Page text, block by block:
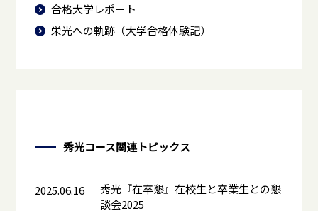
合格大学レポート
栄光への軌跡（大学合格体験記）
秀光コース関連トピックス
2025.06.16
秀光『在卒懇』在校生と卒業生との懇
談会2025